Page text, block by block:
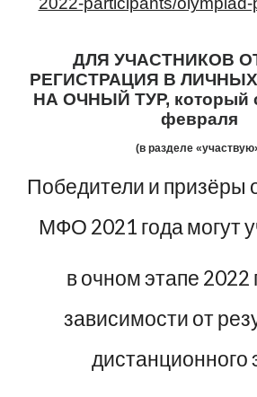
ДЛЯ УЧАСТНИКОВ
РЕГИСТРАЦИЯ В
НА ОЧНЫЙ ТУР, который
февраля
(в разделе
Победители и призёры
МФО 2021 года могут
в очном этапе 2022
зависимости от
дистанционного